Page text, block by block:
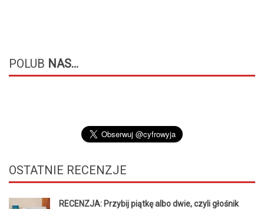
POLUB NAS...
OSTATNIE RECENZJE
RECENZJA: Przybij piątkę albo dwie, czyli głośnik